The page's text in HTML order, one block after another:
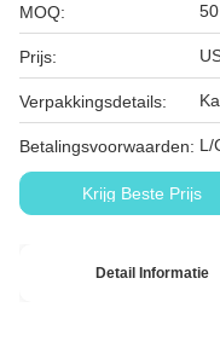
MOQ:
Prijs:
Verpakkingsdetails:
Betalingsvoorwaarden: L/
Krijg Beste Prijs
Detail Informatie